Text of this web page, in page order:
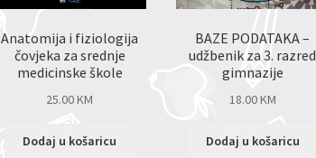
Anatomija i fiziologija
čovjeka za srednje
medicinske škole
25.00KM
Dodaj u košaricu
BAZE PODATAKA –
udžbenik za 3. razred
gimnazije
18.00KM
Dodaj u košaricu